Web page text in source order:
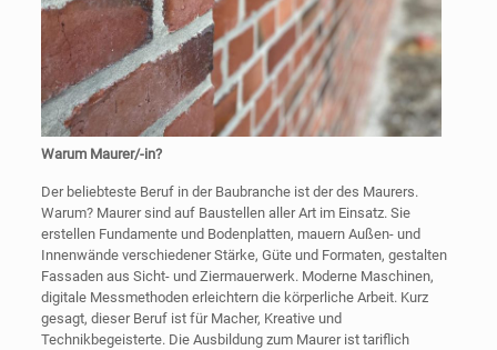
Warum Maurer/-in?
Der beliebteste Beruf in der Baubranche ist der des Maurers.
Warum? Maurer sind auf Baustellen aller Art im Einsatz. Sie
erstellen Fundamente und Bodenplatten, mauern Außen- und
Innenwände verschiedener Stärke, Güte und Formaten, gestalten
Fassaden aus Sicht- und Ziermauerwerk. Moderne Maschinen,
digitale Messmethoden erleichtern die körperliche Arbeit. Kurz
gesagt, dieser Beruf ist für Macher, Kreative und
Technikbegeisterte. Die Ausbildung zum Maurer ist tariflich